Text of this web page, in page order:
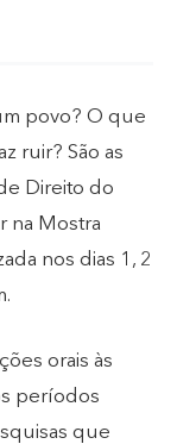
povo? O que
ruir? São as
Direito do
na Mostra
nos dias 1, 2
orais às
períodos
que